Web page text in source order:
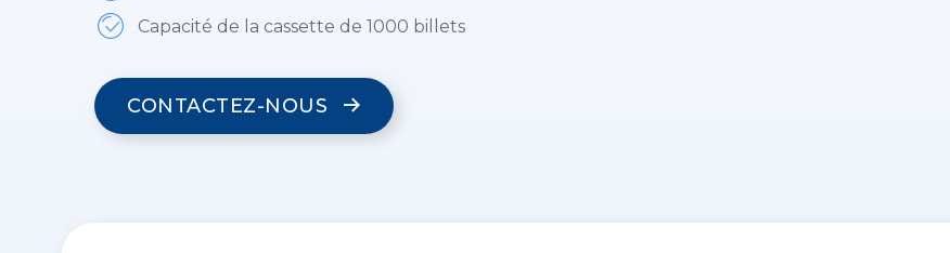
Capacité de la cassette de 1000 billets
CONTACTEZ-NOUS